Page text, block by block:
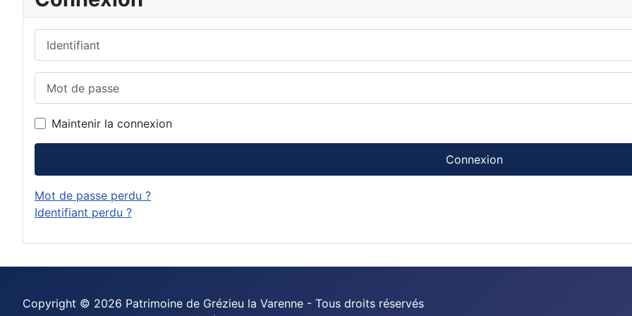
Maintenir la connexion
Connexion
Mot de passe perdu ?
Identifiant perdu ?
Copyright © 2026 Patrimoine de Grézieu la Varenne - Tous droits réservés